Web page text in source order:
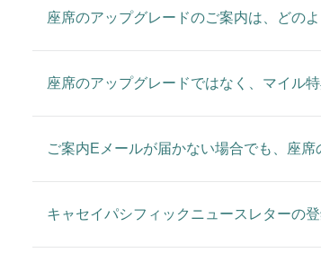
座席のアップグレードのご案内は、どの
座席のアップグレードではなく、マイル
ご案内Eメールが届かない場合でも、座
キャセイパシフィックニュースレターの